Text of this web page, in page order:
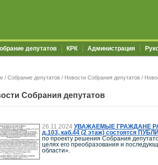
депутатов КРК Администрация
/ Собрание депутатов / Новости Собрания депутатов /
Собрания депутатов
26.11.2024 УВАЖАЕМЫЕ ГРАЖДАНЕ
д.103, каб.44 (2 этаж) состоятся
по проекту решения Собрания
целях его преобразования и
области».